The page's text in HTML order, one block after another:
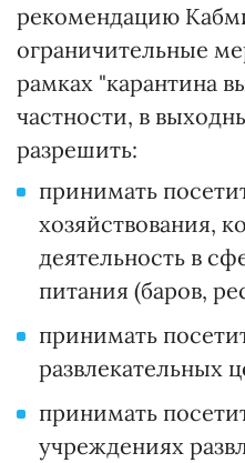
рекомендацию
ограничительные
рамках "карантина
частности, в
разрешить:
принимать
хозяйствования,
деятельность в
питания (баров,
принимать
развлекательных
принимать
учреждениях